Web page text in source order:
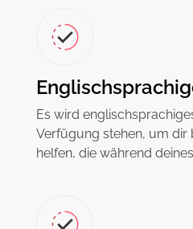
Es wird
Verfügung stehen, um dir
helfen, die während